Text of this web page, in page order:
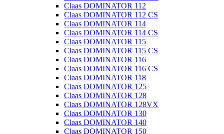
Claas DOMINATOR 112
Claas DOMINATOR 112 CS
Claas DOMINATOR 114
Claas DOMINATOR 114 CS
Claas DOMINATOR 115
Claas DOMINATOR 115 CS
Claas DOMINATOR 116
Claas DOMINATOR 116 CS
Claas DOMINATOR 118
Claas DOMINATOR 125
Claas DOMINATOR 128
Claas DOMINATOR 128VX
Claas DOMINATOR 130
Claas DOMINATOR 140
Claas DOMINATOR 150